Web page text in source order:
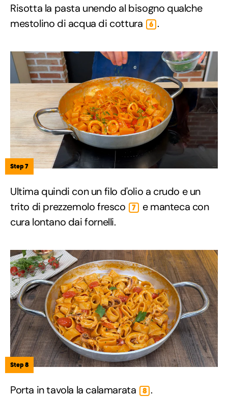
Risotta la pasta unendo al bisogno qualche
mestolino di acqua di cottura
6 .
Step 7
Ultima quindi con un filo d'olio a crudo e un
trito di prezzemolo fresco
7
e manteca con
cura lontano dai fornelli.
Step 8
Porta in tavola la calamarata 8 .